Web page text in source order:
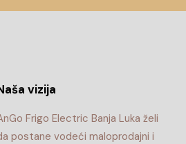
vizija
Frigo Electric Banja Luka želi
postane vodeći maloprodajni i